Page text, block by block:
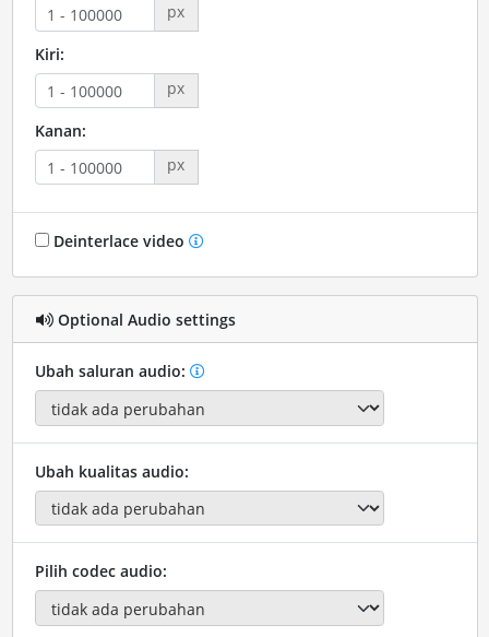
px
Kiri:
px
Kanan:
px
Deinterlace video
Optional Audio settings
Ubah saluran audio:
Ubah kualitas audio:
Pilih codec audio: